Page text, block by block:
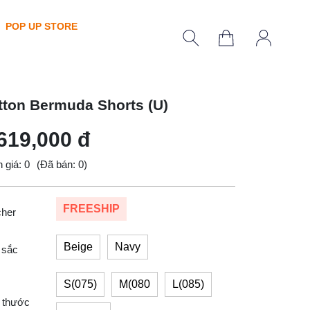
POP UP STORE
Bermuda Shorts (U)
đ
giá: 0 (Đã bán: 0)
FREESHIP
Beige Navy
thước
S(075) M(080 L(085)